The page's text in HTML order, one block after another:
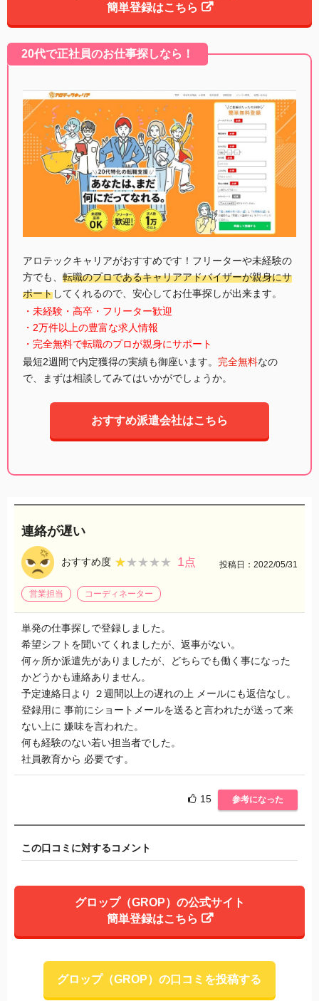
簡単登録はこちら
20代で正社員のお仕事探しなら！
アロテックキャリアがおすすめです！フリーターや未経験の
方でも、 転職のプロであるキャリアアドバイザーが親身にサ
ポートしてくれるので、安心してお仕事探しが出来ます。
・未経験・高卒・フリーター歓迎
・2万件以上の豊富な求人情報
・完全無料で転職のプロが親身にサポート
最短2週間で内定獲得の実績も御座います。 完全無料なの
で、まずは相談してみてはいかがでしょうか。
おすすめ派遣会社はこちら
連絡が遅い
おすすめ度 ★★★★★
★★★★★ 1点 投稿日：2022/05/31
営業担当 コーディネーター
単発の仕事探しで登録しました。
希望シフトを聞いてくれましたが、返事がない。
何ヶ所か派遣先がありましたが、どちらでも働く事になった
かどうかも連絡ありません。
予定連絡日より ２週間以上の遅れの上 メールにも返信なし。
登録用に 事前にショートメールを送ると言われたが送って来
ない上に 嫌味を言われた。
何も経験のない若い担当者でした。
社員教育から 必要です。
15 参考になった
この口コミに対するコメント
グロップ（GROP）の公式サイト
簡単登録はこちら
グロップ（GROP）の口コミを投稿する